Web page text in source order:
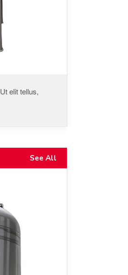
elit tellus,
See All